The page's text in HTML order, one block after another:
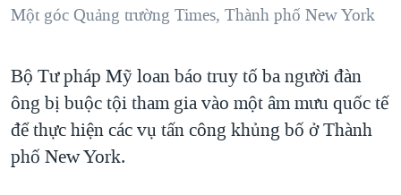
SỨC KHOẺ
THỂ THAO
GIÁO DỤC
NGÀY TỊ NẠN THẾ GIỚI
GROUND ZERO – XƯA VÀ NAY
CHI PHÍ CHIẾN TRANH AFGHANISTAN
CÁC GIÁ TRỊ CỘNG HÒA Ở VIỆT NAM
Một góc Quảng trường Times, Thành phố New York
Bộ Tư pháp Mỹ loan báo truy tố ba người đàn
ông bị buộc tội tham gia vào một âm mưu quốc tế
để thực hiện các vụ tấn công khủng bố ở Thành
phố New York.